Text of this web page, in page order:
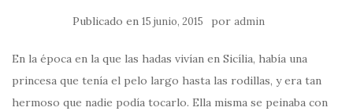
Publicado en 15 junio, 2015 por admin
En la época en la que las hadas vivían en Sicília, había una
princesa que tenía el pelo largo hasta las rodillas, y era tan
hermoso que nadie podía tocarlo. Ella misma se peinaba con